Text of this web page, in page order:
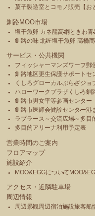
菓子製造室とコモノ販売【お
釧路MOO市場
塩干魚卵 カネ龍高綱 ときわ青
釧路の味 北匠塩干魚卵 高橋
サービス・公共機関
フィッシャーマンズワーフ郵
釧路地区更生保護サポートセ
くしろグローカルぷらざジョ
ハローワークプラザくしろ釧
釧路市男女平等参画センター
釧路市医師会健診センター港
ラプラース～交流広場～ 多目
多目的アリーナ利用予定表
営業時間のご案内
フロアマップ
施設紹介
MOO&EGGについて
アクセス・近隣駐車場
周辺情報
周辺景観 周辺宿泊施設旅客船